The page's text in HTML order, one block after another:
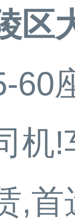
区
60
机
,